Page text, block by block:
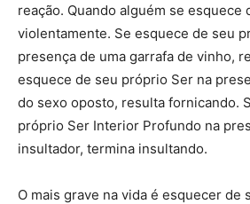
reação. Quando alguém se esquece
violentamente. Se esquece de seu
presença de uma garrafa de vinho,
esquece de seu próprio Ser na
do sexo oposto, resulta fornicando.
próprio Ser Interior Profundo na
insultador, termina insultando.
O mais grave na vida é esquecer de